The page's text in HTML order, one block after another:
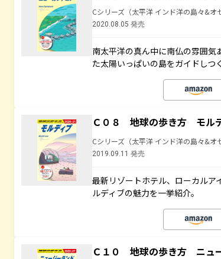
Cシリーズ（太平洋 インド洋の島々&オ
2020.08.05 発売
南太平洋の真ん中に南仏の雰囲
た太陽いっぱいの島をガイドしつ
Ｃ０８ 地球の歩き方 モル
Cシリーズ（太平洋 インド洋の島々&オ
2019.09.11 発売
最新リゾートホテル、ローカルア
ルディブの魅力を一挙紹介。
Ｃ１０ 地球の歩き方 ニュ